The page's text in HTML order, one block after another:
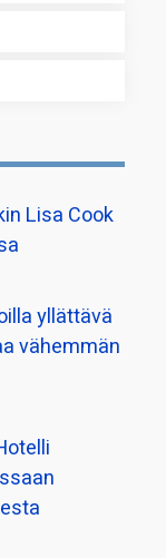
Lisa Cook
yllättävä
vähemmän